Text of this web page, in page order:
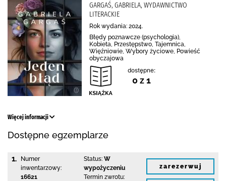
GARGAŚ, GABRIELA, WYDAWNICTWO
LITERACKIE
Rok wydania: 2024.
Błędy poznawcze (psychologia),
Kobieta, Przestępstwo, Tajemnica,
Więźniowie, Wybory życiowe, Powieść
obyczajowa
dostępne:
0 z 1
Więcej informacji
Dostępne egzemplarze
1.
Numer
inwentarzowy:
16621
Status: W
wypożyczeniu
Termin zwrotu:
zarezerwuj